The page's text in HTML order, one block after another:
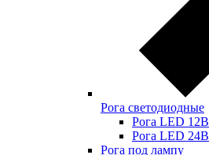
Рога светодиодные
Рога LED 12В
Рога LED 24В
Рога под лампу